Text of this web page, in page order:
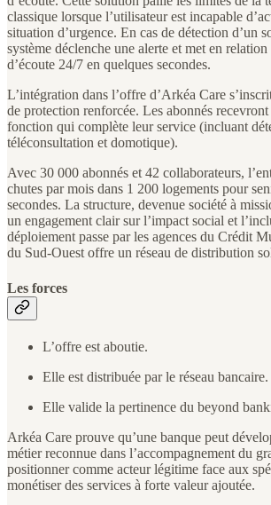
classique lorsque l’utilisateur est incapable
situation d’urgence. En cas de détection d’un
système déclenche une alerte et met en
d’écoute 24/7 en quelques secondes.
L’intégration dans l’offre d’Arkéa Care
de protection renforcée. Les abonnés
fonction qui complète leur service (incluant
téléconsultation et domotique).
Avec 30 000 abonnés et 42 collaborateurs,
chutes par mois dans 1 200 logements pour
secondes. La structure, devenue société à
un engagement clair sur l’impact social et
déploiement passe par les agences du Crédit
du Sud-Ouest offre un réseau de distribution
Les forces
L’offre est aboutie.
Elle est distribuée par le réseau bancaire.
Elle valide la pertinence du beyond
Arkéa Care prouve qu’une banque peut
métier reconnue dans l’accompagnement du
positionner comme acteur légitime face aux
monétiser des services à forte valeur ajoutée.